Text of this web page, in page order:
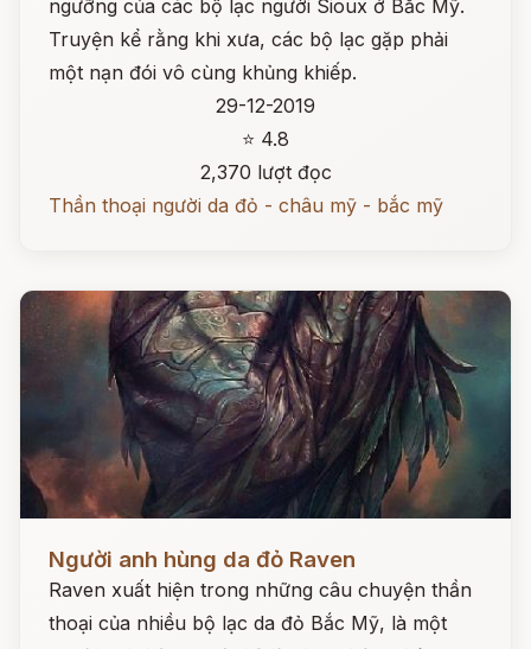
ngưỡng của các bộ lạc người Sioux ở Bắc Mỹ.
Truyện kể rằng khi xưa, các bộ lạc gặp phải
một nạn đói vô cùng khủng khiếp.
29-12-2019
⭐ 4.8
2,370 lượt đọc
Thần thoại người da đỏ - châu mỹ - bắc mỹ
Người anh hùng da đỏ Raven
Raven xuất hiện trong những câu chuyện thần
thoại của nhiều bộ lạc da đỏ Bắc Mỹ, là một